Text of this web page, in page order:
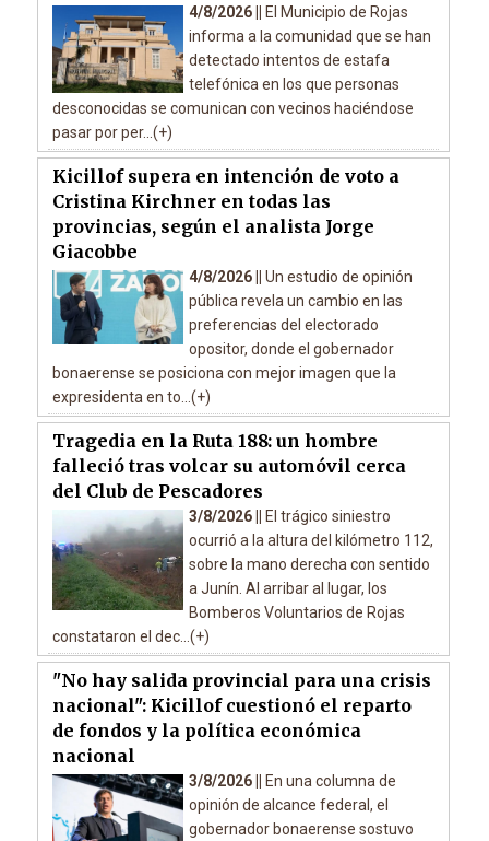
4/8/2026 ||
El Municipio de Rojas
informa a la comunidad que se han
detectado intentos de estafa
telefónica en los que personas
desconocidas se comunican con vecinos haciéndose
pasar por per...(+)
Kicillof supera en intención de voto a
Cristina Kirchner en todas las
provincias, según el analista Jorge
Giacobbe
4/8/2026 || Un estudio de opinión
pública revela un cambio en las
preferencias del electorado
opositor, donde el gobernador
bonaerense se posiciona con mejor imagen que la
expresidenta en to...(+)
Tragedia en la Ruta 188: un hombre
falleció tras volcar su automóvil cerca
del Club de Pescadores
3/8/2026 ||
El trágico siniestro
ocurrió a la altura del kilómetro 112,
sobre la mano derecha con sentido
a Junín. Al arribar al lugar, los
Bomberos Voluntarios de Rojas
constataron el dec...(+)
"No hay salida provincial para una crisis
nacional": Kicillof cuestionó el reparto
de fondos y la política económica
nacional
3/8/2026 ||
En una columna de
opinión de alcance federal, el
gobernador bonaerense sostuvo